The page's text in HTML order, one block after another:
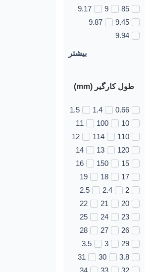
85
9
9.17
9.45
9.87
9.94
بیشتر
طول کارگیر (mm)
0.66
1.4
1.5
10
100
11
110
114
12
120
13
14
15
150
16
17
18
19
2
2.4
2.5
20
21
22
23
24
25
26
27
28
29
3
3.5
3.8
30
31